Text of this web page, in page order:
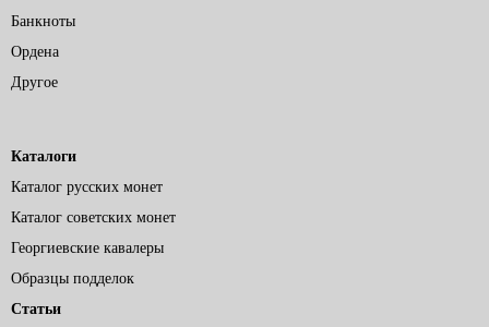
Банкноты
Ордена
Другое
Каталоги
Каталог русских монет
Каталог советских монет
Георгиевские кавалеры
Образцы подделок
Статьи